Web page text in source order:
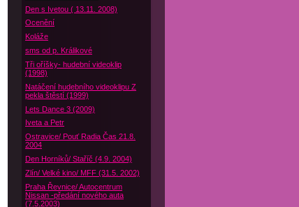
Den s Ivetou ( 13.11. 2008)
Ocenění
Koláže
sms od p. Králikové
Tři oříšky- hudební videoklip
(1998)
Natáčení hudebního videoklipu Z
pekla štěstí (1999)
Lets Dance 3 (2009)
Iveta a Petr
Ostravice/ Pouť Radia Čas 21.8.
2004
Den Horníků/ Staříč (4.9. 2004)
Zlín/ Velké kino/ MFF (31.5. 2002)
Praha Řevnice/ Autocentrum
Nissan -předání nového auta
(7.5.2003)